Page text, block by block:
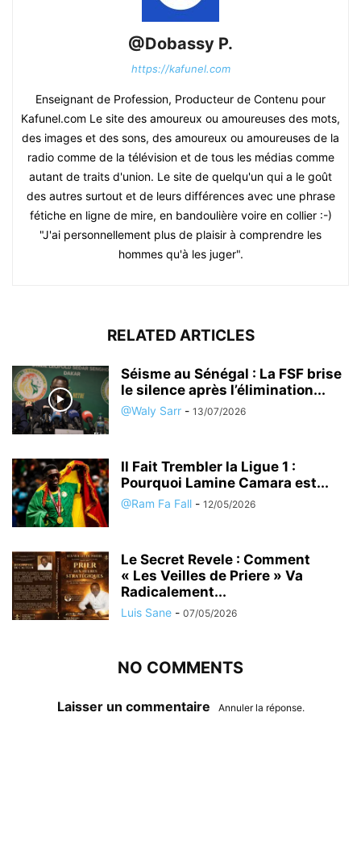
@Dobassy P.
https://kafunel.com
Enseignant de Profession, Producteur de Contenu pour
Kafunel.com Le site des amoureux ou amoureuses des mots,
des images et des sons, des amoureux ou amoureuses de la
radio comme de la télévision et de tous les médias comme
autant de traits d'union. Le site de quelqu'un qui a le goût
des autres surtout et de leurs différences avec une phrase
fétiche en ligne de mire, en bandoulière voire en collier :-)
"J'ai personnellement plus de plaisir à comprendre les
hommes qu'à les juger".
RELATED ARTICLES
Séisme au Sénégal : La FSF brise
le silence après l’élimination...
@Waly Sarr - 13/07/2026
Il Fait Trembler la Ligue 1 :
Pourquoi Lamine Camara est...
@Ram Fa Fall - 12/05/2026
Le Secret Revele : Comment
« Les Veilles de Priere » Va
Radicalement...
Luis Sane - 07/05/2026
NO COMMENTS
Laisser un commentaire Annuler la réponse.